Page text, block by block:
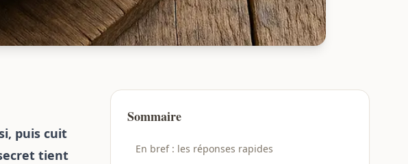
puis cuit
tient
Sommaire
En bref : les réponses rapides